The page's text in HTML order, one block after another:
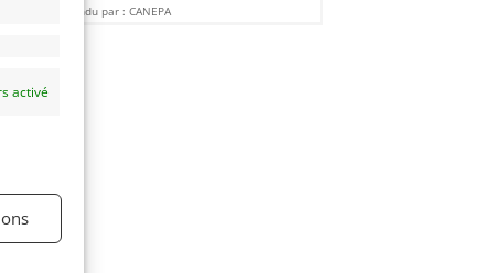
activé
Vendu par : CANEPA